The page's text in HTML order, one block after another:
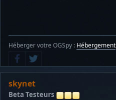
Héberger votre OGSpy : Hébergement
skynet
Beta Testeurs